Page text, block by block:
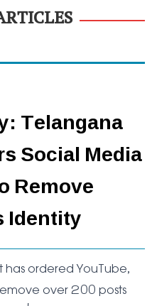
Telangana
Social Media
Remove
Identity
ordered YouTube,
over 200 posts